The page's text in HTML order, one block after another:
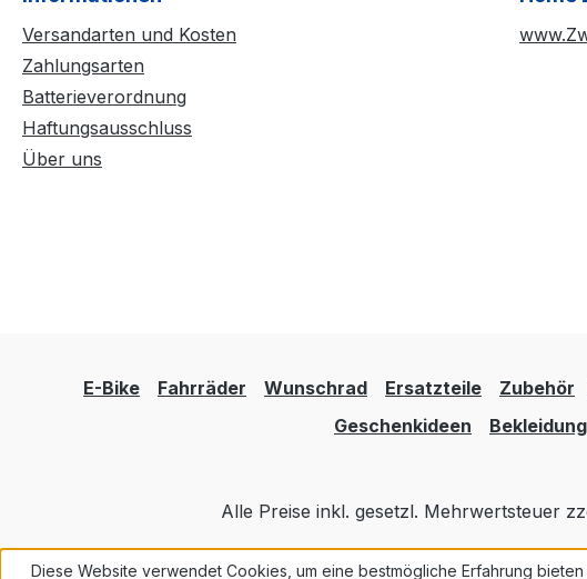
Versandarten und Kosten
Zahlungsarten
Batterieverordnung
Haftungsausschluss
Über uns
E-Bike Fahrräder Wunschrad Ersatzteile Zubehör
Geschenkideen
Alle Preise inkl. gesetzl. Mehrwertsteuer
Diese Website verwendet Cookies, um eine bestmögliche Erfahrung bieten